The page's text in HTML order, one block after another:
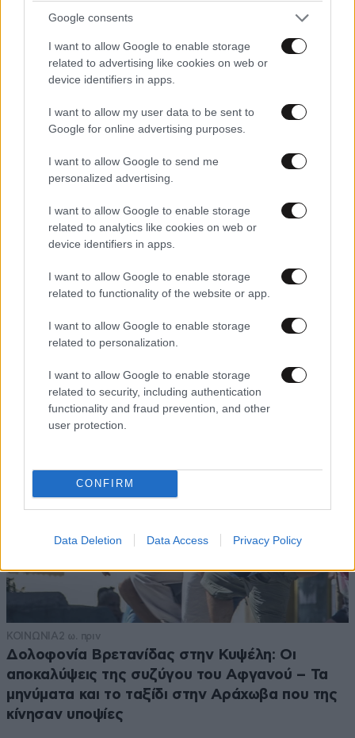
Google consents
I want to allow Google to enable storage
related to advertising like cookies on web or
device identifiers in apps.
I want to allow my user data to be sent to
Google for online advertising purposes.
I want to allow Google to send me
personalized advertising.
I want to allow Google to enable storage
related to analytics like cookies on web or
device identifiers in apps.
I want to allow Google to enable storage
related to functionality of the website or app.
I want to allow Google to enable storage
related to personalization.
I want to allow Google to enable storage
related to security, including authentication
functionality and fraud prevention, and other
user protection.
CONFIRM
Data Deletion Data Access Privacy Policy
Συντρόφι Περισσού μεριά 12·09·2025 20:32
Κάτω τα χέρια από τον ταξικό μας αδερφό. Όχι στο
Απαντήστε
@συντοφι 12·09·2025 21:46
Μάλλον έχεις Αλτσχάιμερ και δε θυμάσαι μες τη
Βουλή τον Κούλη να φωνάζει: μακριά από εμάς
ο ρατσισμός και κάθε μορφή ξενοφοβίας. Πάρε
βοηθήσει να συνέλθεις
γλώσσα δεν έχετε τίποτα άλλο. Οι
ινστρούχτορες σκέφτονται για σας
ετοιμάζουν το φλασάκι και εσείς το
ρατσισμό και ξενοφοβία
ΚΟΙΝΩΝΙΑ 2 ω. πριν
Δολοφονία Βρετανίδας στην Κυψέλη: Οι
αποκαλύψεις της συζύγου του Αφγανού – Τα
μηνύματα και το ταξίδι στην Αράχωβα που της
κίνησαν υποψίες